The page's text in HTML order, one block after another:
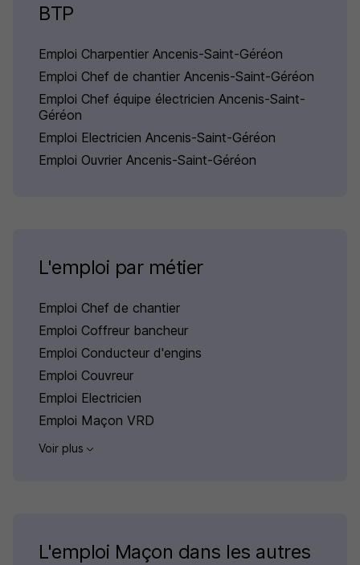
BTP
Emploi Charpentier Ancenis-Saint-Géréon
Emploi Chef de chantier Ancenis-Saint-Géréon
Emploi Chef équipe électricien Ancenis-Saint-
Géréon
Emploi Electricien Ancenis-Saint-Géréon
Emploi Ouvrier Ancenis-Saint-Géréon
L'emploi par métier
Emploi Chef de chantier
Emploi Coffreur bancheur
Emploi Conducteur d'engins
Emploi Couvreur
Emploi Electricien
Emploi Maçon VRD
Voir plus
L'emploi Maçon dans les autres